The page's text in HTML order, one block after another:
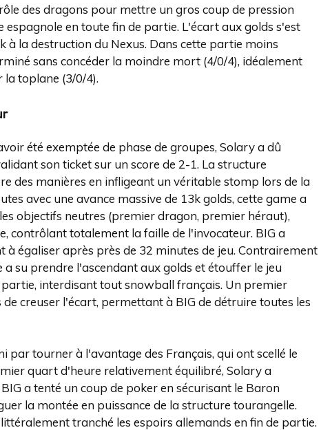
des dragons pour mettre un gros coup de pression
en toute fin de partie. L'écart aux golds s'est
la destruction du Nexus. Dans cette partie moins
sans concéder la moindre mort (4/0/4), idéalement
la toplane (3/0/4).
été exemptée de phase de groupes, Solary a dû
son ticket sur un score de 2-1. La structure
des manières en infligeant un véritable stomp lors de la
avec une avance massive de 13k golds, cette game a
objectifs neutres (premier dragon, premier héraut),
contrôlant totalement la faille de l'invocateur. BIG a
égaliser après près de 32 minutes de jeu. Contrairement
su prendre l'ascendant aux golds et étouffer le jeu
interdisant tout snowball français. Un premier
creuser l'écart, permettant à BIG de détruire toutes les
par tourner à l'avantage des Français, qui ont scellé le
quart d'heure relativement équilibré, Solary a
a tenté un coup de poker en sécurisant le Baron
la montée en puissance de la structure tourangelle.
tranché les espoirs allemands en fin de partie.